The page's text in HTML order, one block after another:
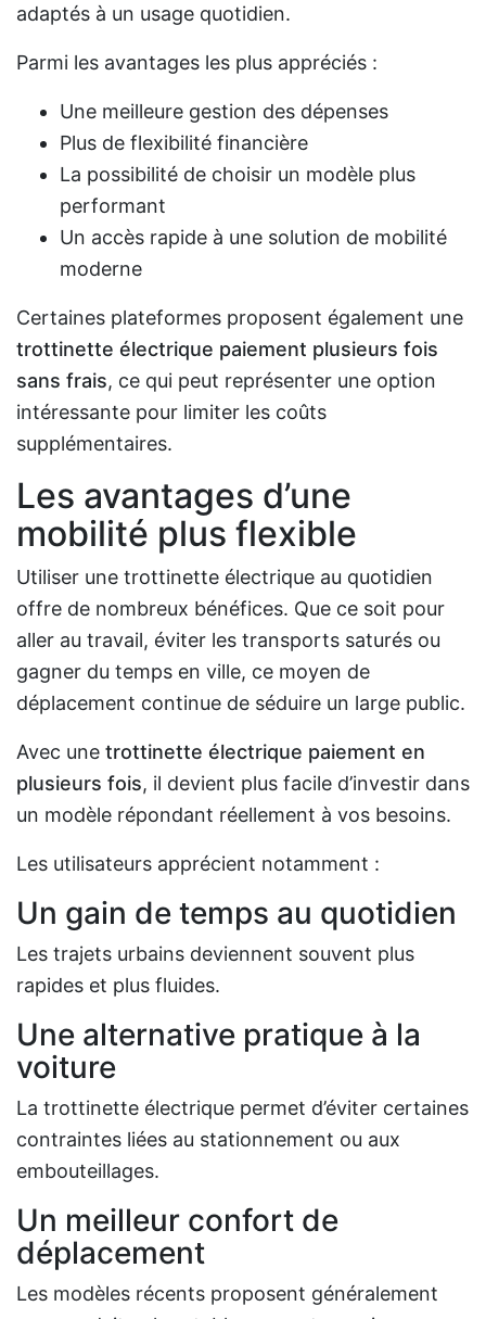
adaptés à un usage quotidien.
Parmi les avantages les plus appréciés :
Une meilleure gestion des dépenses
Plus de flexibilité financière
La possibilité de choisir un modèle plus
performant
Un accès rapide à une solution de mobilité
moderne
Certaines plateformes proposent également une
trottinette électrique paiement plusieurs fois
sans frais, ce qui peut représenter une option
intéressante pour limiter les coûts
supplémentaires.
Les avantages d’une
mobilité plus flexible
Utiliser une trottinette électrique au quotidien
offre de nombreux bénéfices. Que ce soit pour
aller au travail, éviter les transports saturés ou
gagner du temps en ville, ce moyen de
déplacement continue de séduire un large public.
Avec une trottinette électrique paiement en
plusieurs fois, il devient plus facile d’investir dans
un modèle répondant réellement à vos besoins.
Les utilisateurs apprécient notamment :
Un gain de temps au quotidien
Les trajets urbains deviennent souvent plus
rapides et plus fluides.
Une alternative pratique à la
voiture
La trottinette électrique permet d’éviter certaines
contraintes liées au stationnement ou aux
embouteillages.
Un meilleur confort de
déplacement
Les modèles récents proposent généralement